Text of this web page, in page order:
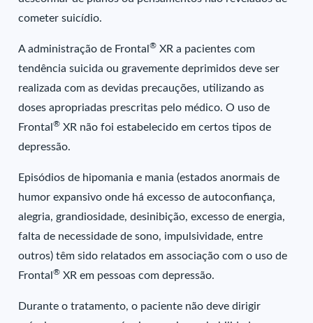
cometer suicídio.
A administração de Frontal® XR a pacientes com
tendência suicida ou gravemente deprimidos deve ser
realizada com as devidas precauções, utilizando as
doses apropriadas prescritas pelo médico. O uso de
Frontal® XR não foi estabelecido em certos tipos de
depressão.
Episódios de hipomania e mania (estados anormais de
humor expansivo onde há excesso de autoconfiança,
alegria, grandiosidade, desinibição, excesso de energia,
falta de necessidade de sono, impulsividade, entre
outros) têm sido relatados em associação com o uso de
Frontal® XR em pessoas com depressão.
Durante o tratamento, o paciente não deve dirigir